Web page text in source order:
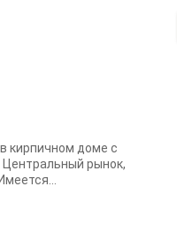
кирпичном доме с
Центральный рынок,